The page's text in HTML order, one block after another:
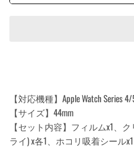
【対応機種】Apple Watch Series
【サイズ】44mm
【セット内容】フィルムx1、
ライ) x各1、ホコリ吸着シールx1